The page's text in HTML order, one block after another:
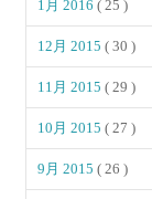
1月 2016( 25 )
12月 2015( 30 )
11月 2015( 29 )
10月 2015( 27 )
9月 2015( 26 )